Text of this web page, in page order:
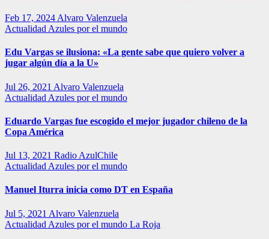
Feb 17, 2024 Alvaro Valenzuela
Actualidad Azules por el mundo
Edu Vargas se ilusiona: «La gente sabe que quiero volver a
jugar algún día a la U»
Jul 26, 2021 Alvaro Valenzuela
Actualidad Azules por el mundo
Eduardo Vargas fue escogido el mejor jugador chileno de la
Copa América
Jul 13, 2021 Radio AzulChile
Actualidad Azules por el mundo
Manuel Iturra inicia como DT en España
Jul 5, 2021 Alvaro Valenzuela
Actualidad Azules por el mundo La Roja